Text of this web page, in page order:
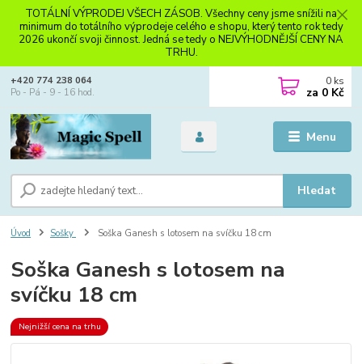
TOTÁLNÍ VÝPRODEJ VŠECH ZÁSOB. Všechny ceny jsme snížili na
minimum do totálního výprodeje celého e shopu, který tento rok tedy
2026 ukončí svoji činnost. Jedná se tedy o NEJVÝHODNĚJŠÍ CENY NA
TRHU.
Menu
Hledat
+420 774 238 064
Po - Pá - 9 - 16 hod.
0 ks
za 0 Kč
Úvod Sošky Soška Ganesh s lotosem na svíčku 18 cm
Soška Ganesh s lotosem na
svíčku 18 cm
Nejnižší cena na trhu